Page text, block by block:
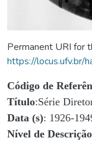
Permanent URI for
https://
Código de
Título:Série
Data (s): 1926-
Nível de Descrição